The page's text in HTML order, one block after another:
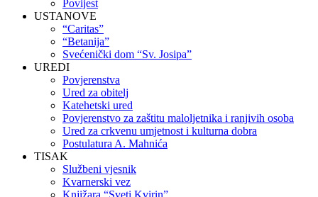
Povijest
USTANOVE
“Caritas”
“Betanija”
Svećenički dom “Sv. Josipa”
UREDI
Povjerenstva
Ured za obitelj
Katehetski ured
Povjerenstvo za zaštitu maloljetnika i ranjivih osoba
Ured za crkvenu umjetnost i kulturna dobra
Postulatura A. Mahnića
TISAK
Službeni vjesnik
Kvarnerski vez